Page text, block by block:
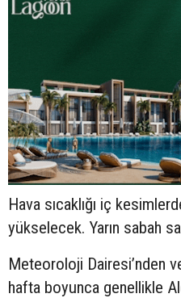
Hava sıcaklığı iç
yükselecek. Yarın sabah
Meteoroloji Dairesi’nden
hafta boyunca genellikle